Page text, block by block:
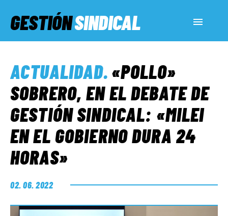
GESTIÓNSINDICAL
SERVICIOS SOCIALES
INFORMES ESPECIALES
FUERA DE MEGÁFONO
EL LADO «G»
ACTUALIDAD.«POLLO»
SOBRERO, EN EL DEBATE DE
GESTIÓN SINDICAL: «MILEI
EN EL GOBIERNO DURA 24
HORAS»
02. 06. 2022